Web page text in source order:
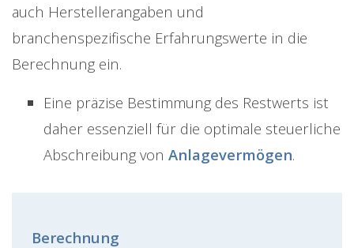
auch Herstellerangaben und
branchenspezifische Erfahrungswerte in die
Berechnung ein.
Eine präzise Bestimmung des Restwerts ist
daher essenziell für die optimale steuerliche
Abschreibung von Anlagevermögen.
Berechnung